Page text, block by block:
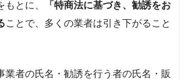
とに、
「特商法に基づき、勧誘をお
ことで、多くの業者は引き下がること
業者の氏名・勧誘を行う者の氏名・販